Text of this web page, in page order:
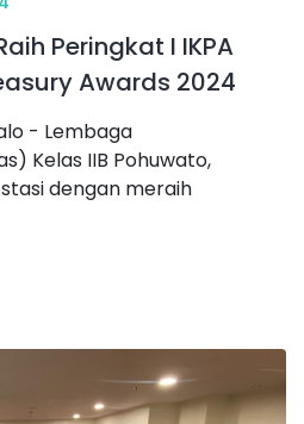
Peringkat I IKPA
Awards 2024
- Lembaga
Kelas IIB Pohuwato,
dengan meraih